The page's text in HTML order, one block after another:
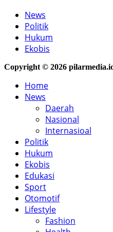
News
Politik
Hukum
Ekobis
Copyright © 2026
Home
News
Daerah
Nasional
Internasioal
Politik
Hukum
Ekobis
Edukasi
Sport
Otomotif
Lifestyle
Fashion